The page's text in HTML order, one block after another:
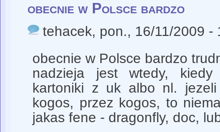
obecnie w Polsce bardzo
tehacek, pon., 16/11/2009 -
obecnie w Polsce bardzo
nadzieja jest wtedy,
kartoniki z uk albo nl.
kogos, przez kogos, to
jakas fene - dragonfly, doc,